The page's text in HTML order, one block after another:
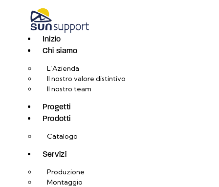
Inizio
Chi siamo
L’Azienda
Il nostro valore distintivo
Il nostro team
Progetti
Prodotti
Catalogo
Servizi
Produzione
Montaggio